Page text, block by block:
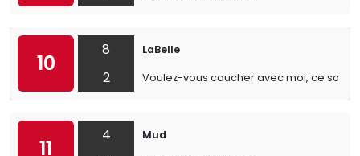
10
8
2
LaBelle
Voulez-vous coucher avec moi, ce soir?
11
4
Mud